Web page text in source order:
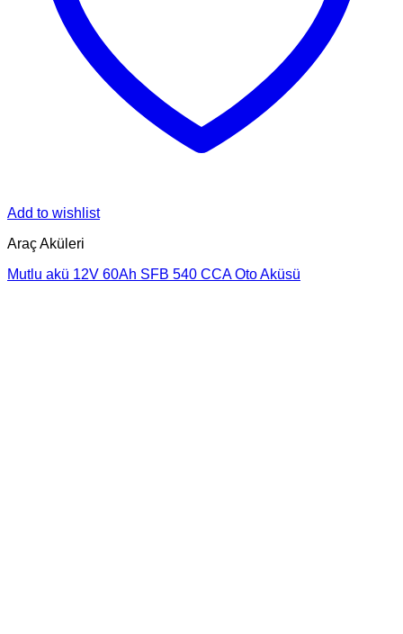
Add to wishlist
Araç Aküleri
Mutlu akü 12V 60Ah SFB 540 CCA Oto Aküsü